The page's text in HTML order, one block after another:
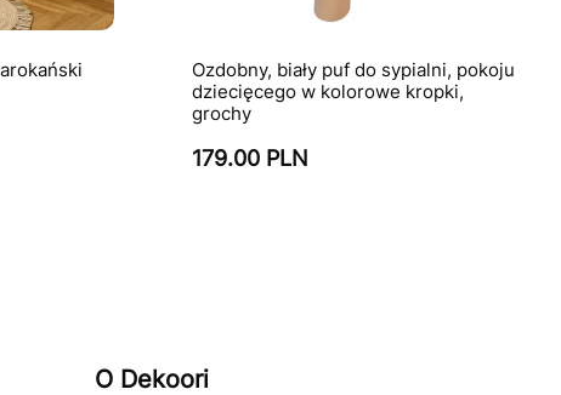
Ozdobny, biały puf do sypialni, pokoju
dziecięcego w kolorowe kropki,
grochy
179.00 PLN
O Dekoori